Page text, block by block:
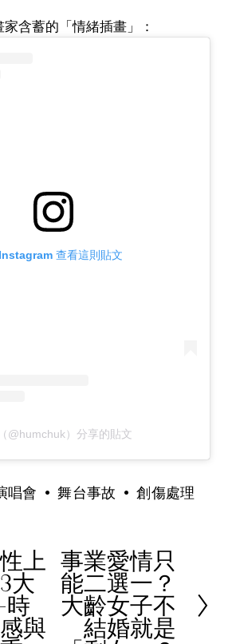
含蓄的「情緒插畫」：
查看這則貼文
@humchuk）分享的貼文
唱會 舞台事故 創傷處理
上
大
時
與
N事業愛情只
能二選一？
大齡女子不
結婚就是